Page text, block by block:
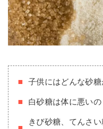
子供にはどんな砂糖
白砂糖は体に悪いの
きび砂糖、てんさ